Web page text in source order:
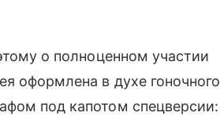
о полноценном участии
оформлена в духе гоночного
под капотом спецверсии: